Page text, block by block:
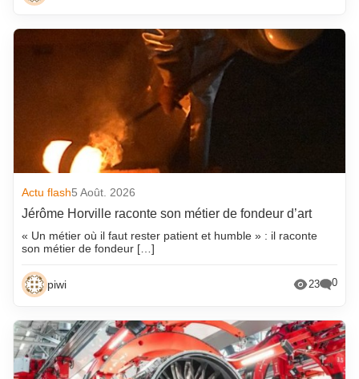
Actu flash5 Août. 2026
Jérôme Horville raconte son métier de fondeur d’art
« Un métier où il faut rester patient et humble » : il raconte
son métier de fondeur […]
piwi 23 0